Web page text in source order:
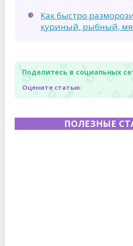
Как быстро
куриный, рыбный,
Поделитесь в социальных
Оцените статью:
ПОЛЕЗНЫЕ